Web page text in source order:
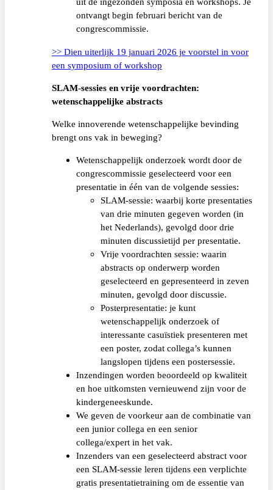
ontvangt begin februari bericht van de
congrescommissie.
>> Dien uiterlijk 19 januari 2026 je voorstel in voor
een symposium of workshop
SLAM-sessies en vrije voordrachten:
wetenschappelijke abstracts
Welke innoverende wetenschappelijke bevinding
brengt ons vak in beweging?
Wetenschappelijk onderzoek wordt door de
congrescommissie geselecteerd voor een
presentatie in één van de volgende sessies:
SLAM-sessie: waarbij korte presentaties
van drie minuten gegeven worden (in
het Nederlands), gevolgd door drie
minuten discussietijd per presentatie.
Vrije voordrachten sessie: waarin
abstracts op onderwerp worden
geselecteerd en gepresenteerd in zeven
minuten, gevolgd door discussie.
Posterpresentatie: je kunt
wetenschappelijk onderzoek of
interessante casuïstiek presenteren met
een poster, zodat collega’s kunnen
langslopen tijdens een postersessie.
Inzendingen worden beoordeeld op kwaliteit
en hoe uitkomsten vernieuwend zijn voor de
kindergeneeskunde.
We geven de voorkeur aan de combinatie van
een junior collega en een senior
collega/expert in het vak.
Inzenders van een geselecteerd abstract voor
een SLAM-sessie leren tijdens een verplichte
gratis presentatietraining om de essentie van